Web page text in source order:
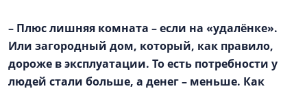
– Плюс лишняя комната – если на «удалёнке».
Или загородный дом, который, как правило,
дороже в эксплуатации. То есть потребности у
людей стали больше, а денег – меньше. Как